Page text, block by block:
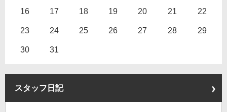
16 17 18 19 20 21 22
23 24 25 26 27 28 29
30 31
スタッフ日記